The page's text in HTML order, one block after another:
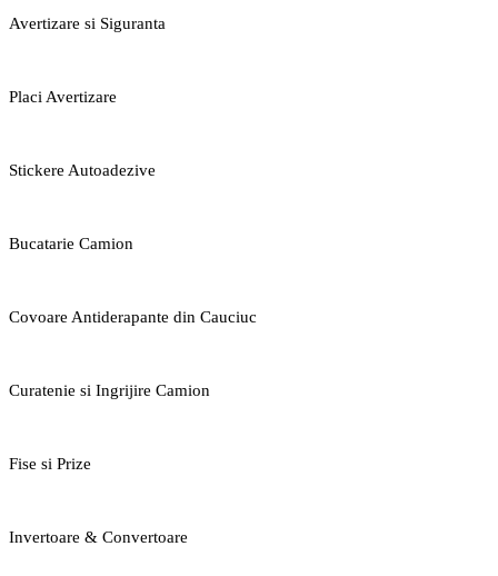
Avertizare si Siguranta
Placi Avertizare
Stickere Autoadezive
Bucatarie Camion
Covoare Antiderapante din Cauciuc
Curatenie si Ingrijire Camion
Fise si Prize
Invertoare & Convertoare